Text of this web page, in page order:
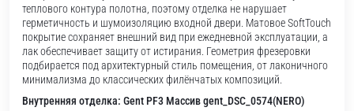
теплового контура полотна, поэтому отделка не нарушает
герметичность и шумоизоляцию входной двери. Матовое SoftTouch
покрытие сохраняет внешний вид при ежедневной эксплуатации, а
лак обеспечивает защиту от истирания. Геометрия фрезеровки
подбирается под архитектурный стиль помещения, от лаконичного
минимализма до классических филёнчатых композиций.
Внутренняя отделка: Gent PF3 Массив gent_DSC_0574(NERO)